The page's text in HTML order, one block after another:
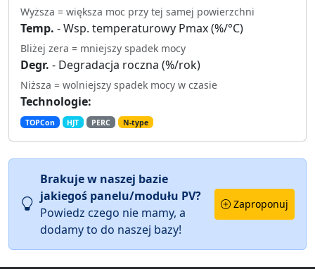
Wyższa = większa moc przy tej samej powierzchni
Temp. - Wsp. temperaturowy Pmax (%/°C)
Bliżej zera = mniejszy spadek mocy
Degr. - Degradacja roczna (%/rok)
Niższa = wolniejszy spadek mocy w czasie
Technologie:
TOPCon HJT PERC N-type
Brakuje w naszej bazie
jakiegoś panelu/modułu PV?
Powiedz czego nie mamy, a
dodamy to do naszej bazy!
Zaproponuj